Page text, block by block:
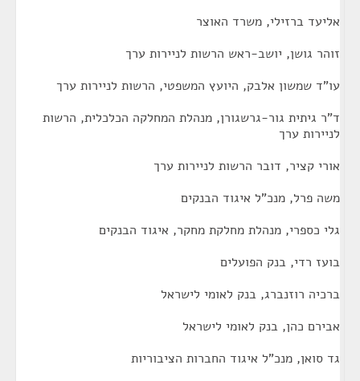
אליעד ברזילי, משרד האוצר
זוהר גושן, יושב-ראש הרשות לניירות ערך
עו"ד שמשון אלבק, היועץ המשפטי, הרשות לניירות ערך
ד"ר גיתית גור-גרשגורן, מנהלת המחלקה הכלכלית, הרשות
לניירות ערך
אורי קציר, דובר הרשות לניירות ערך
משה פרל, מנכ"ל איגוד הבנקים
גלי כספרי, מנהלת מחלקת מחקר, איגוד הבנקים
בועז רדי, בנק הפועלים
ברכיה רוזנברג, בנק לאומי לישראל
אבירם כהן, בנק לאומי לישראל
גד סואן, מנכ"ל איגוד החברות הציבוריות